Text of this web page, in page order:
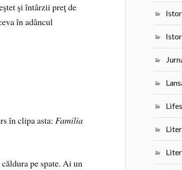
şi întârzii preţ de
în adâncul
în clipa asta:Familia
pe spate. Ai un